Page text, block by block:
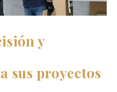
y
sus proyectos